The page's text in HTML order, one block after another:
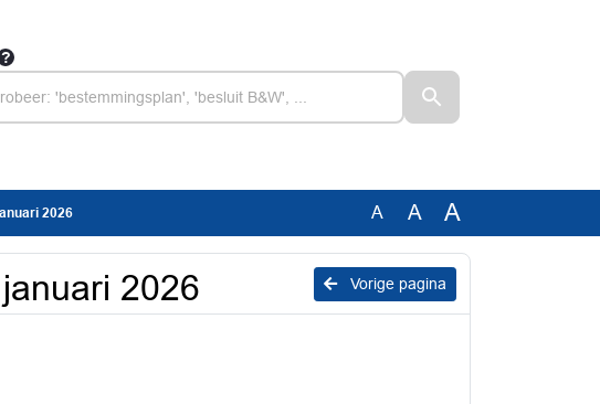
2026 A A A
Vorige pagina
2026